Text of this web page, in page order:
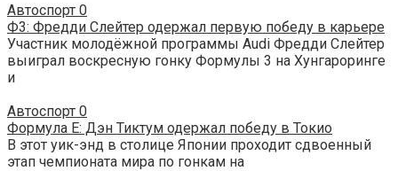
Автоспорт 0
Ф3: Фредди Слейтер одержал первую победу в карьере
Участник молодёжной программы Audi Фредди Слейтер
выиграл воскресную гонку Формулы 3 на Хунгароринге
и
Автоспорт 0
Формула E: Дэн Тиктум одержал победу в Токио
В этот уик-энд в столице Японии проходит сдвоенный
этап чемпионата мира по гонкам на